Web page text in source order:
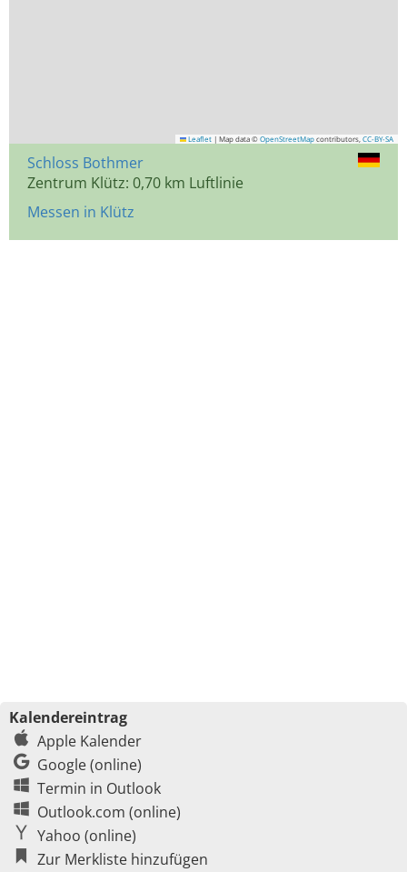
Leaflet | Map data © OpenStreetMap contributors, CC-BY-SA
Schloss Bothmer
Zentrum Klütz: 0,70 km Luftlinie
Messen in Klütz
Kalendereintrag
Apple Kalender
Google (online)
Termin in Outlook
Outlook.com (online)
Yahoo (online)
Zur Merkliste hinzufügen